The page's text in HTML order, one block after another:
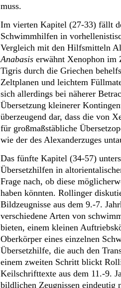
muss.
Im vierten Kapitel (27-33) fällt
Schwimmhilfen in
Vergleich mit den Hilfsmitteln
Anabasis erwähnt Xenophon im
Tigris durch die Griechen
Zeltplanen und leichtem
sich allerdings bei näherer
Übersetzung kleinerer
überzeugend dar, dass die von
für großmaßstäbliche
wie der des Alexanderzuges
Das fünfte Kapitel (34-57)
Übersetzhilfen in
Frage nach, ob diese
haben könnten. Rollinger
Bildzeugnisse aus dem 9.-7.
verschiedene Arten von
bieten, einem kleinen
Oberkörper eines einzelnen
Übersetzhilfe, die auch den
einem zweiten Schritt blickt
Keilschrifttexte aus dem 11.-9.
bildlichen Zeugnissen eindeutig